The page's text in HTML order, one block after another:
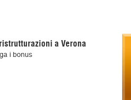
a Verona
i bonus